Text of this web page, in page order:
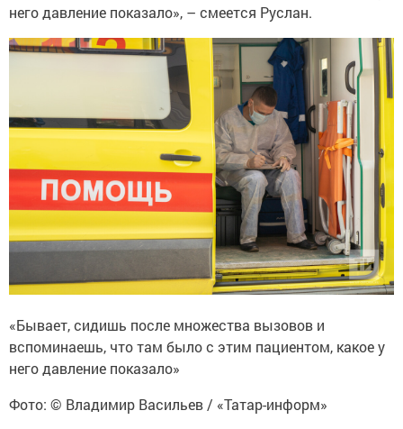
него давление показало», – смеется Руслан.
«Бывает, сидишь после множества вызовов и
вспоминаешь, что там было с этим пациентом, какое у
него давление показало»
Фото: © Владимир Васильев / «Татар-информ»